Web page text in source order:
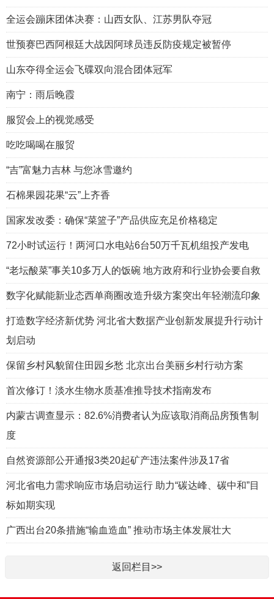
全运会蹦床团体决赛：山西女队、江苏男队夺冠
世预赛巴西阿根廷大战因阿球员违反防疫规定被暂停
山东夺得全运会飞碟双向混合团体冠军
南宁：雨后晚霞
服贸会上的视觉感受
吃吃喝喝在服贸
“吉”富魅力吉林 与您冰雪邀约
石棉果园花果“云”上齐香
国家发改委：确保“菜篮子”产品供应充足价格稳定
72小时试运行！两河口水电站6台50万千瓦机组投产发电
“老坛酸菜”事关10多万人的饭碗 地方政府和行业协会要自救
数字化赋能新业态西单商圈改造升级方案突出年轻潮流印象
打造数字经济新优势 河北省大数据产业创新发展提升行动计
划启动
保留乡村风貌留住田园乡愁 北京出台美丽乡村行动方案
首次修订！淡水生物水质基准推导技术指南发布
内蒙古调查显示：82.6%消费者认为应该取消商品房预售制
度
自然资源部公开通报3类20起矿产违法案件涉及17省
河北省电力需求响应市场启动运行 助力“碳达峰、碳中和”目
标如期实现
广西出台20条措施“输血造血” 推动市场主体发展壮大
返回栏目>>